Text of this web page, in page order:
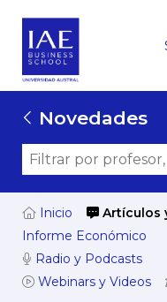
Novedades
Inicio
Artículos
Informe Económico
Radio y Podcasts
Webinars y Videos